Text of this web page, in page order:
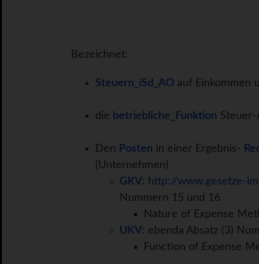
Bezeichnet:
Steuern_iSd_AO auf Einkommen
die betriebliche_Funktion
Den Posten in einer Ergebnis-
(Unternehmen)
GKV: http://www.gesetze-
Nummern 15 und 16
Nature of Expense
UKV: ebenda Absatz (3)
Function of Expense